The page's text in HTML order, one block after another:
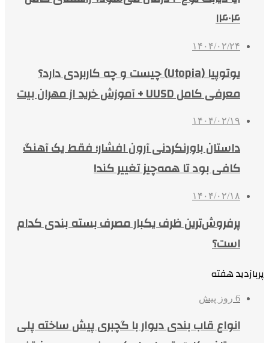
۱۴۰۴
۱۴۰۴/۰۲/۲۴
یوتوپیا (Utopia) چیست و چه کاربردی دارد؟
معرفی کامل UUSD + آموزش خرید از مهران بیت
۱۴۰۴/۰۲/۱۹
داستان باورنکردنی آرون افشار؛ فقط یک آهنگ
کافی بود تا همه‌چیز تغییر کند!
۱۴۰۴/۰۲/۱۸
پرفروش‌ترین ظرف یکبار مصرف بسته بندی کدام
است؟
پربازدید هفته
6 روز پیش
انواع قاب بندی دیوار با گچبری پیش ساخته پلی